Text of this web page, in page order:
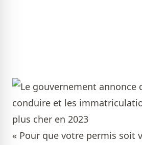
« Pour que votre permis soit